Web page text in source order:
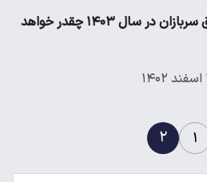
حقوق سربازان در سال ۱۴۰۳ چقدر خواهد
۱ ۲